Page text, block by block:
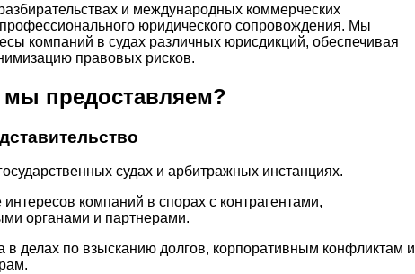
и международных коммерческих
юридического сопровождения. Мы
компаний в судах различных юрисдикций, обеспечивая
правовых рисков.
мы предоставляем?
судах и арбитражных инстанциях.
компаний в спорах с контрагентами,
органами и партнерами.
в делах по взысканию долгов, корпоративным конфликтам и